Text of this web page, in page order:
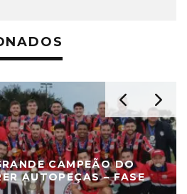
CAMPEÃO DO
AUTOPEÇAS – FASE